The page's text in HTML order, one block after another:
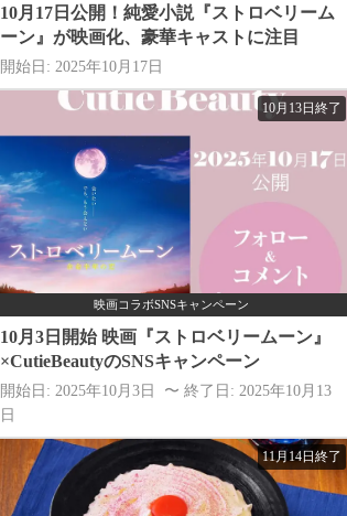
10月17日公開！純愛小説『ストロベリーム
ーン』が映画化、豪華キャストに注目
開始日: 2025年10月17日
10月13日終了
映画コラボSNSキャンペーン
10月3日開始 映画『ストロベリームーン』
×CutieBeautyのSNSキャンペーン
開始日: 2025年10月3日 〜 終了日: 2025年10月13
日
11月14日終了